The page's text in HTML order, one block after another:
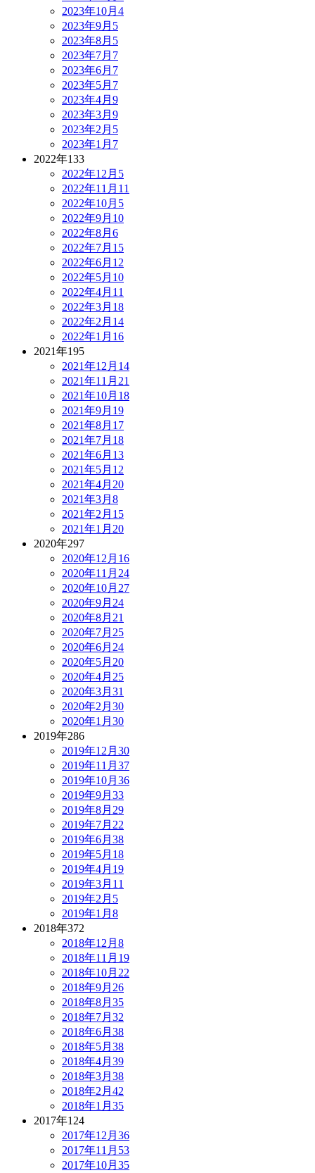
2023年10月 4
2023年9月 5
2023年8月 5
2023年7月 7
2023年6月 7
2023年5月 7
2023年4月 9
2023年3月 9
2023年2月 5
2023年1月 7
2022年133
2022年12月 5
2022年11月 11
2022年10月 5
2022年9月 10
2022年8月 6
2022年7月 15
2022年6月 12
2022年5月 10
2022年4月 11
2022年3月 18
2022年2月 14
2022年1月 16
2021年195
2021年12月 14
2021年11月 21
2021年10月 18
2021年9月 19
2021年8月 17
2021年7月 18
2021年6月 13
2021年5月 12
2021年4月 20
2021年3月 8
2021年2月 15
2021年1月 20
2020年297
2020年12月 16
2020年11月 24
2020年10月 27
2020年9月 24
2020年8月 21
2020年7月 25
2020年6月 24
2020年5月 20
2020年4月 25
2020年3月 31
2020年2月 30
2020年1月 30
2019年286
2019年12月 30
2019年11月 37
2019年10月 36
2019年9月 33
2019年8月 29
2019年7月 22
2019年6月 38
2019年5月 18
2019年4月 19
2019年3月 11
2019年2月 5
2019年1月 8
2018年372
2018年12月 8
2018年11月 19
2018年10月 22
2018年9月 26
2018年8月 35
2018年7月 32
2018年6月 38
2018年5月 38
2018年4月 39
2018年3月 38
2018年2月 42
2018年1月 35
2017年124
2017年12月 36
2017年11月 53
2017年10月 35